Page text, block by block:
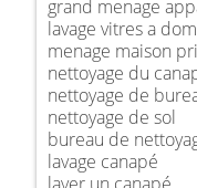
grand menage
lavage vitres a
menage maison
nettoyage du
nettoyage de
nettoyage de sol
bureau de
lavage canapé
laver un canapé